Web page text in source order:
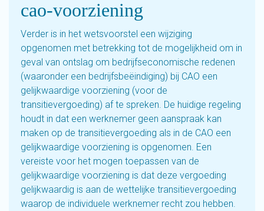
cao-voorziening
Verder is in het wetsvoorstel een wijziging
opgenomen met betrekking tot de mogelijkheid om in
geval van ontslag om bedrijfseconomische redenen
(waaronder een bedrijfsbeëindiging) bij CAO een
gelijkwaardige voorziening (voor de
transitievergoeding) af te spreken. De huidige regeling
houdt in dat een werknemer geen aanspraak kan
maken op de transitievergoeding als in de CAO een
gelijkwaardige voorziening is opgenomen. Een
vereiste voor het mogen toepassen van de
gelijkwaardige voorziening is dat deze vergoeding
gelijkwaardig is aan de wettelijke transitievergoeding
waarop de individuele werknemer recht zou hebben.